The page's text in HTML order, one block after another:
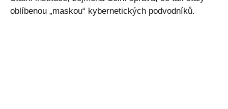
oblíbenou „maskou“ kybernetických podvodníků.